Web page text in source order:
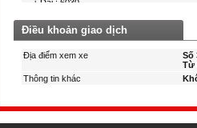
Điều khoản giao dịch
Địa điểm xem xe
Số
Từ
Thông tin khác